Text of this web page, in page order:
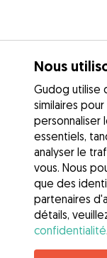
Nous
Gudog utilise
similaires
personnaliser
essentiels,
analyser le
vous. Nous
que des
partenaires
détails,
confidentialité.